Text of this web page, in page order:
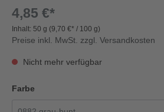
4,85 €*
Inhalt: 50 g (9,70 €* / 100 g)
Preise inkl. MwSt. zzgl. Versandkosten
Nicht mehr verfügbar
Farbe